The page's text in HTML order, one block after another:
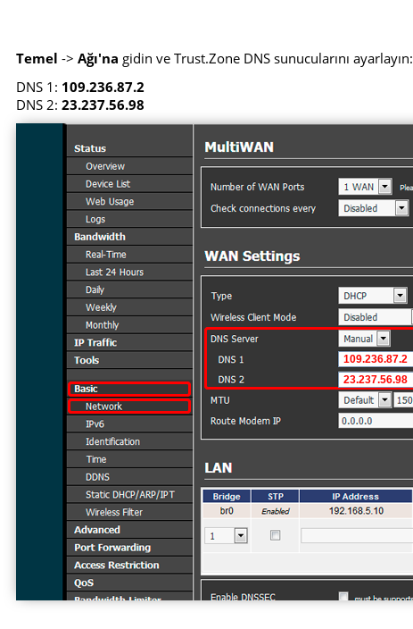
Temel ->Ağı'na gidin ve Trust.Zone DNS sunucularını ayarlayın:
DNS 1: 109.236.87.2
DNS 2:23.237.56.98